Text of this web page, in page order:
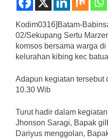
Kodim0316]Batam-
02/Sekupang Sertu
komsos bersama warga
kelurahan kibing kec
Adapun kegiatan tersebut
10.30 Wib
Turut hadir dalam
Jhonson Saragi, Bapak
Dariyus menggolan,